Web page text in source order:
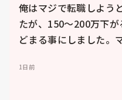
俺はマジで転職しよう
たが、150〜200万下
どまる事にしました。
1日前